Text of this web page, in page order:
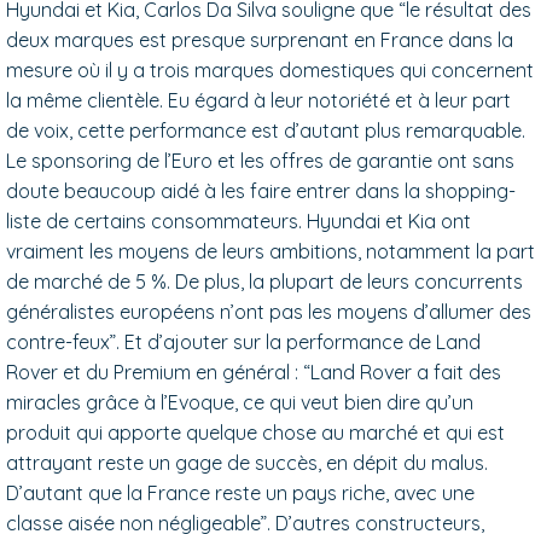
Hyundai et Kia, Carlos Da Silva souligne que “le résultat des
deux marques est presque surprenant en France dans la
mesure où il y a trois marques domestiques qui concernent
la même clientèle. Eu égard à leur notoriété et à leur part
de voix, cette performance est d’autant plus remarquable.
Le sponsoring de l’Euro et les offres de garantie ont sans
doute beaucoup aidé à les faire entrer dans la shopping-
liste de certains consommateurs. Hyundai et Kia ont
vraiment les moyens de leurs ambitions, notamment la part
de marché de 5 %. De plus, la plupart de leurs concurrents
généralistes européens n’ont pas les moyens d’allumer des
contre-feux”. Et d’ajouter sur la performance de Land
Rover et du Premium en général : “Land Rover a fait des
miracles grâce à l’Evoque, ce qui veut bien dire qu’un
produit qui apporte quelque chose au marché et qui est
attrayant reste un gage de succès, en dépit du malus.
D’autant que la France reste un pays riche, avec une
classe aisée non négligeable”. D’autres constructeurs,